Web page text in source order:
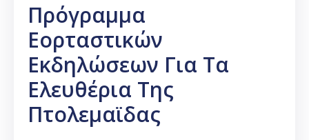
Πρόγραμμα
Εορταστικών
Εκδηλώσεων Για Τα
Ελευθέρια Της
Πτολεμαϊδας